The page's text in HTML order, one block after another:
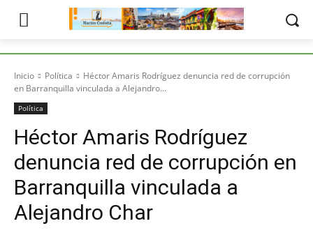
Inicio Política
Héctor Amaris Rodríguez denuncia red de corrupción
en Barranquilla vinculada a Alejandro...
Política
Héctor Amaris Rodríguez
denuncia red de corrupción en
Barranquilla vinculada a
Alejandro Char